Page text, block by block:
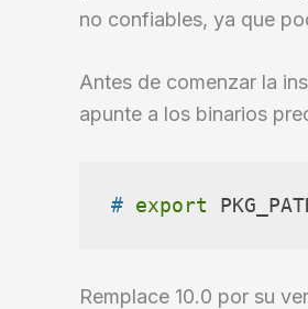
no confiables, ya que
Antes de comenzar la
apunte a los binarios
# export
Remplace 10.0 por su